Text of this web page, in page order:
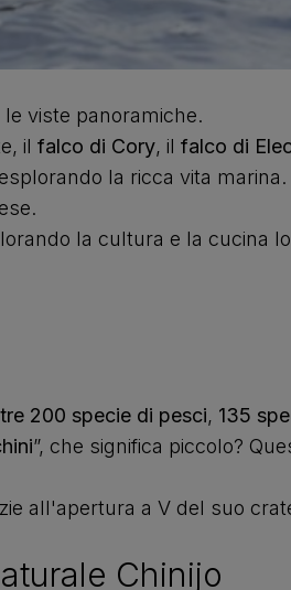
viste panoramiche.
il falco di Cory, il falco di
la ricca vita marina.
la cultura e la cucina
200 specie di pesci, 135
”, che significa piccolo?
all'apertura a V del suo
Chinijo